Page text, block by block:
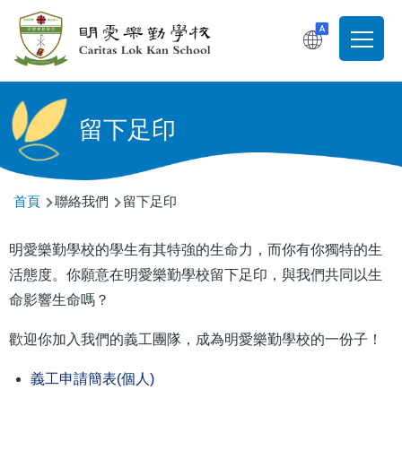
移至主內容
Main
留下足印
導
連
結
首頁 聯絡我們 留下足印
明愛樂勤學校的學生有其特強的生命力，而你有你獨特的生
活態度。你願意在明愛樂勤學校留下足印，與我們共同以生
命影響生命嗎？
歡迎你加入我們的義工團隊，成為明愛樂勤學校的一份子！
義工申請簡表(個人)